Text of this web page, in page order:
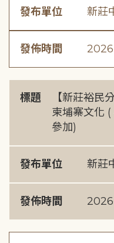
發布單位 新莊
發佈時間
標題
【新莊裕民
柬埔寨文化
參加)
發布單位 新莊
發佈時間